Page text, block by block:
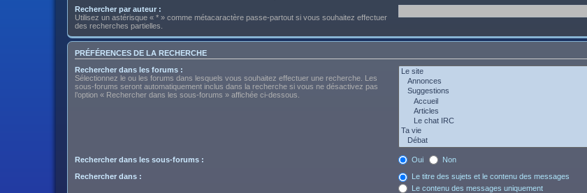
Rechercher par auteur :
Utilisez un astérisque « * » comme métacaractère passe-partout si vous souhaitez effectuer
des recherches partielles.
PRÉFÉRENCES DE LA RECHERCHE
Rechercher dans les forums :
Sélectionnez le ou les forums dans lesquels vous souhaitez effectuer une recherche. Les
sous-forums seront automatiquement inclus dans la recherche si vous ne désactivez pas
l’option « Rechercher dans les sous-forums » affichée ci-dessous.
Rechercher dans les sous-forums : Oui Non
Rechercher dans :
Le titre des sujets et le contenu des messages
Le contenu des messages uniquement